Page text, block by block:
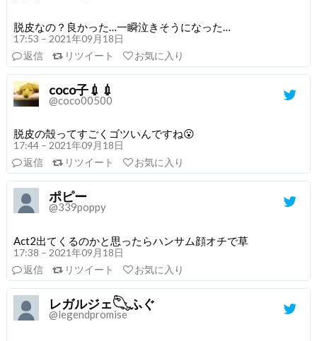
脱皮なの？良かった…一瞬泣きそうになった…
17:53 – 2021年09月18日
返信
リツイート お気に入り
coco子💉💉
@coco00500
脱皮の殻ってすごくゴツいんですね😮
17:44 – 2021年09月18日
返信
リツイート お気に入り
ポピー
@339poppy
Act2出てくるのかと思ったらハンサム顔オチで草
17:38 – 2021年09月18日
返信
リツイート お気に入り
レガルジェ𓆡ふぐ
@legendpromise